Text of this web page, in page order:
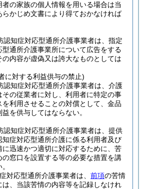
者の家族の個人情報を用いる場合は当
かじめ文書により得ておかなければ
認知症対応型通所介護事業者は、指定
通所介護事業所について広告をする
内容が虚偽又は誇大なものとしては
に対する利益供与の禁止)
認知症対応型通所介護事業者は、介護
の従業者に対し、利用者に特定の事
利用させることの対償として、金品
を供与してはならない。
認知症対応型通所介護事業者は、提供
知症対応型通所介護に係る利用者及び
に迅速かつ適切に対応するために、苦
窓口を設置する等の必要な措置を講
対応型通所介護事業者は、 前項の苦情
は、当該苦情の内容等を記録しなけれ